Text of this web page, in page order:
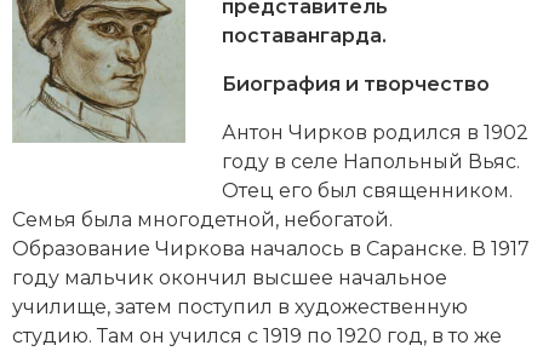
Генеалогия, геральдика
Государство и право
Европа
Историческая география и топонимика
История материальной и духовной культуры
История международных отношений
представитель
поставангарда.
Биография и творчество
Антон Чирков родился в 1902
году в селе Напольный Вьяс.
Отец его был священником.
Семья была многодетной, небогатой.
Образование Чиркова началось в Саранске. В 1917
году мальчик окончил высшее начальное
училище, затем поступил в художественную
студию. Там он учился с 1919 по 1920 год, в то же